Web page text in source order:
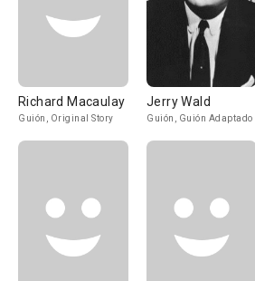
Richard Macaulay
Guión, Original Story
Jerry Wald
Guión, Guión Adaptado